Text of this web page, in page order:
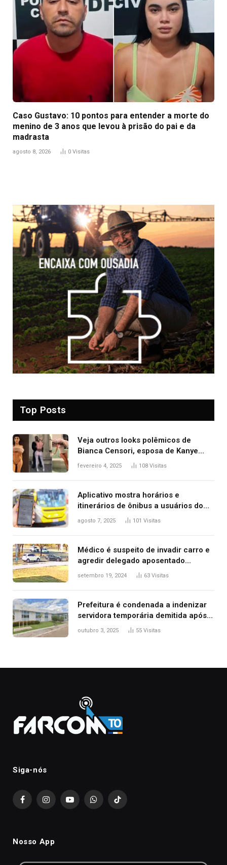
Caso Gustavo: 10 pontos para entender a morte do
menino de 3 anos que levou à prisão do pai e da
madrasta
agosto 8, 2026 0 Visitas
Top Posts
Veja outros looks polêmicos de
Bianca Censori, esposa de Kanye
West que apareceu nua no Grammy
fevereiro 4, 2025 108 Visitas
Aplicativo mostra horários e
itinerários de ônibus a usuários do
transporte público de Palmas; confira
agosto 7, 2025 101 Visitas
Médico é suspeito de invadir carro e
agredir delegado aposentado
durante confusão no trânsito
setembro 19, 2024 63 Visitas
Prefeitura é condenada a indenizar
servidora temporária demitida após
nascimento da filha
outubro 3, 2025 55 Visitas
Siga-nós
FacebookInstagramYouTubeWhatsAppTikTok
Nosso App